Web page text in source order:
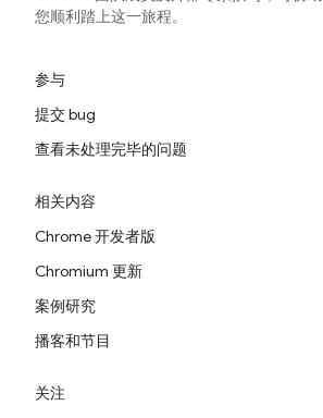
您顺利踏上这一旅程。
参与
提交 bug
查看未处理完毕的问题
相关内容
Chrome 开发者版
Chromium 更新
案例研究
播客和节目
关注